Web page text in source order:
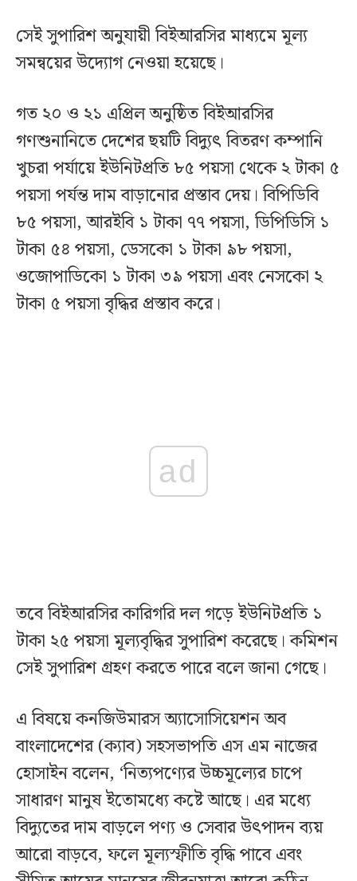
সেই সুপারিশ অনুযায়ী বিইআরসির মাধ্যমে মূল্য
সমন্বয়ের উদ্যোগ নেওয়া হয়েছে।
গত ২০ ও ২১ এপ্রিল অনুষ্ঠিত বিইআরসির
গণশুনানিতে দেশের ছয়টি বিদ্যুৎ বিতরণ কম্পানি
খুচরা পর্যায়ে ইউনিটপ্রতি ৮৫ পয়সা থেকে ২ টাকা ৫
পয়সা পর্যন্ত দাম বাড়ানোর প্রস্তাব দেয়। বিপিডিবি
৮৫ পয়সা, আরইবি ১ টাকা ৭৭ পয়সা, ডিপিডিসি ১
টাকা ৫৪ পয়সা, ডেসকো ১ টাকা ৯৮ পয়সা,
ওজোপাডিকো ১ টাকা ৩৯ পয়সা এবং নেসকো ২
টাকা ৫ পয়সা বৃদ্ধির প্রস্তাব করে।
ad
তবে বিইআরসির কারিগরি দল গড়ে ইউনিটপ্রতি ১
টাকা ২৫ পয়সা মূল্যবৃদ্ধির সুপারিশ করেছে। কমিশন
সেই সুপারিশ গ্রহণ করতে পারে বলে জানা গেছে।
এ বিষয়ে কনজিউমারস অ্যাসোসিয়েশন অব
বাংলাদেশের (ক্যাব) সহসভাপতি এস এম নাজের
হোসাইন বলেন, ‘নিত্যপণ্যের উচ্চমূল্যের চাপে
সাধারণ মানুষ ইতোমধ্যে কষ্টে আছে। এর মধ্যে
বিদ্যুতের দাম বাড়লে পণ্য ও সেবার উৎপাদন ব্যয়
আরো বাড়বে, ফলে মূল্যস্ফীতি বৃদ্ধি পাবে এবং